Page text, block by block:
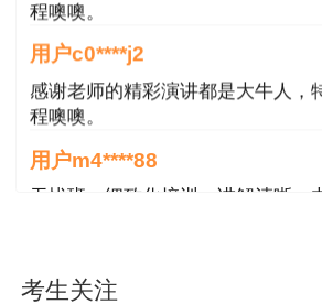
程噢噢。
用户c0****j2
感谢老师的精彩演讲都是大牛人，
程噢噢。
用户m4****88
无忧班，细致化培训，讲解清晰，
考生关注